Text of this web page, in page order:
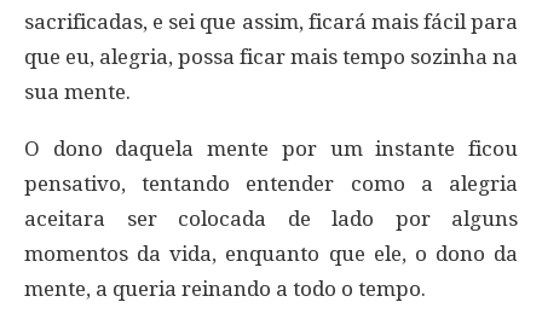
sacrificadas, e sei que assim, ficará mais fácil para
que eu, alegria, possa ficar mais tempo sozinha na
sua mente.
O dono daquela mente por um instante ficou
pensativo, tentando entender como a alegria
aceitara ser colocada de lado por alguns
momentos da vida, enquanto que ele, o dono da
mente, a queria reinando a todo o tempo.